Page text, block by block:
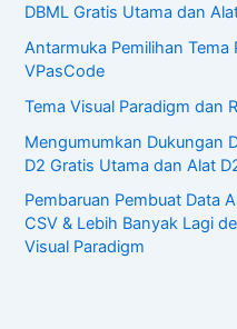
DBML Gratis Utama dan
Antarmuka Pemilihan Tema
VPasCode
Tema Visual Paradigm dan
Mengumumkan Dukungan
D2 Gratis Utama dan Alat
Pembaruan Pembuat Data
CSV & Lebih Banyak Lagi
Visual Paradigm